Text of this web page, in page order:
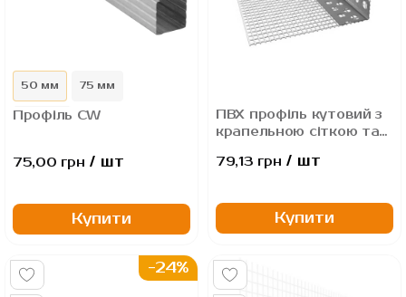
50 мм 75 мм
100 мм
Профіль CW
75,00 грн / шт
Купити
ПВХ профіль кутовий з
крапельною сіткою та
Термомайстер
2,5м
79,13 грн / шт
Купити
-24%